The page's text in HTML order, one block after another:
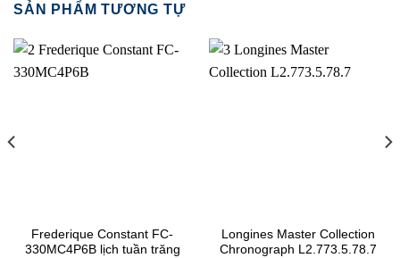
SẢN PHẨM TƯƠNG TỰ
Frederique Constant FC-
330MC4P6B lịch tuần trăng
Longines Master Collection
Chronograph L2.773.5.78.7